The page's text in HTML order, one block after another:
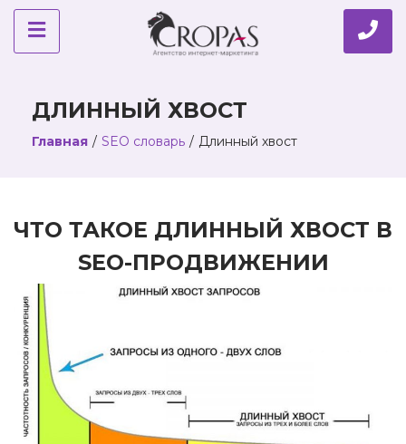
ДЛИННЫЙ ХВОСТ
Главная / SEO словарь / Длинный хвост
ЧТО ТАКОЕ ДЛИННЫЙ ХВОСТ В
SEO-ПРОДВИЖЕНИИ